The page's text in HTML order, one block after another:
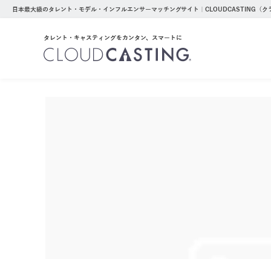
日本最大級のタレント・モデル・インフルエンサーマッチングサイト｜CLOUDCASTING（ク
タレント・キャスティングをカンタン、スマートに